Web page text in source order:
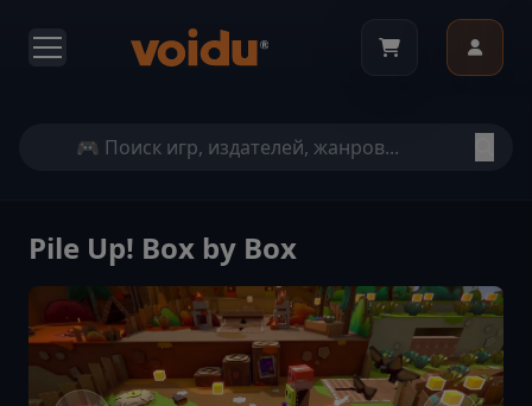
Pile Up! Box by Box